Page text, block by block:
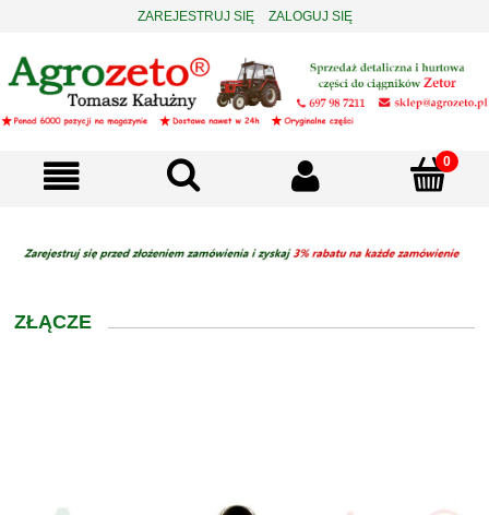
ZAREJESTRUJ SIĘ ZALOGUJ SIĘ
ZŁĄCZE